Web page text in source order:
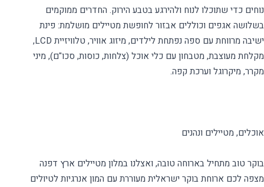
נוחים כדי שתוכלו לנוח ולהירגע בטבע הירוק. החדרים ממוקמים
בשלושה אגפים וכוללים אבזור לחופשת מטיילים מושלמת: פינת
ישיבה מרווחת עם ספה נפתחת לילדים, מיזוג אוויר, טלוויזיית LCD,
מקלחת מעוצבת, מטבחון עם כלי אוכל (צלחות, כוסות, סכו"ם), מיני
בוקר טוב מתחיל בארוחה טובה, ואצלנו במלון מטיילים ארץ דפנה
מצפה לכם ארוחת בוקר ישראלית מעוררת עם המון אנרגיות לטיולים